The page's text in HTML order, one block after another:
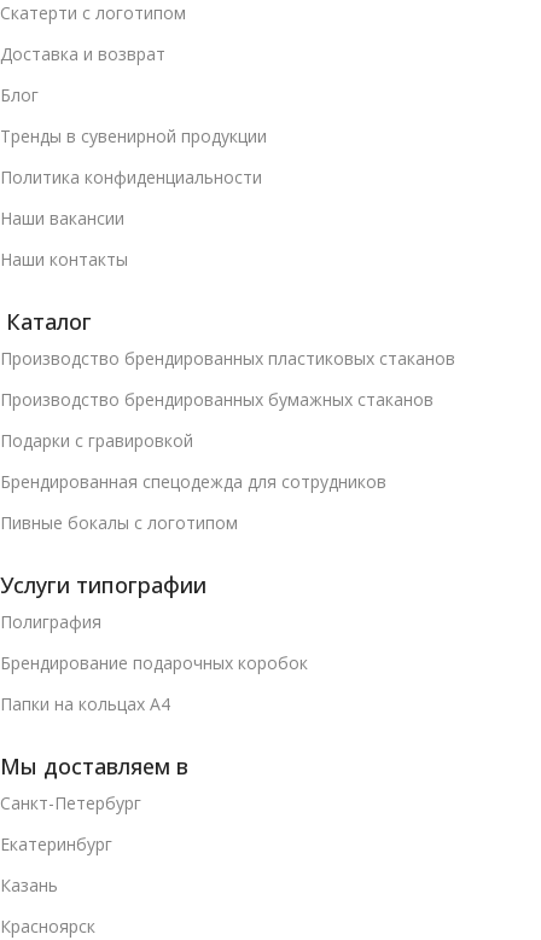
Скатерти с логотипом
Доставка и возврат
Блог
Тренды в сувенирной продукции
Политика конфиденциальности
Наши вакансии
Наши контакты
Каталог
Производство брендированных пластиковых стаканов
Производство брендированных бумажных стаканов
Подарки с гравировкой
Брендированная спецодежда для сотрудников
Пивные бокалы с логотипом
Услуги типографии
Полиграфия
Брендирование подарочных коробок
Папки на кольцах А4
Мы доставляем в
Санкт-Петербург
Екатеринбург
Казань
Красноярск